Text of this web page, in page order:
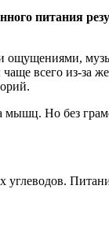
питания
ощущениями,
всего из-за
мышц. Но без
углеводов.